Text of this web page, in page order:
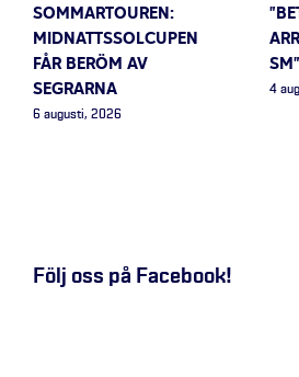
SOMMARTOUREN:
MIDNATTSSOLCUPEN
FÅR BERÖM AV
SEGRARNA
6 augusti, 2026
SM”
4
Följ oss på Facebook!